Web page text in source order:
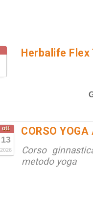
Herbalife Flex
ott
13
2026
CORSO
Corso
metodo yoga